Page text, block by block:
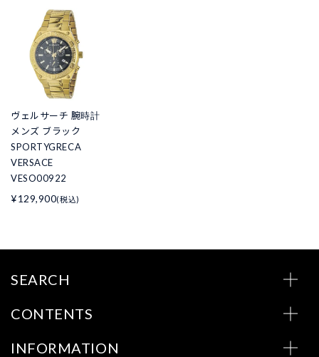
ヴェルサーチ 腕時計
メンズ ブラック
SPORTYGRECA
VERSACE
VESO00922
¥129,900(税込)
SEARCH
CONTENTS
INFORMATION